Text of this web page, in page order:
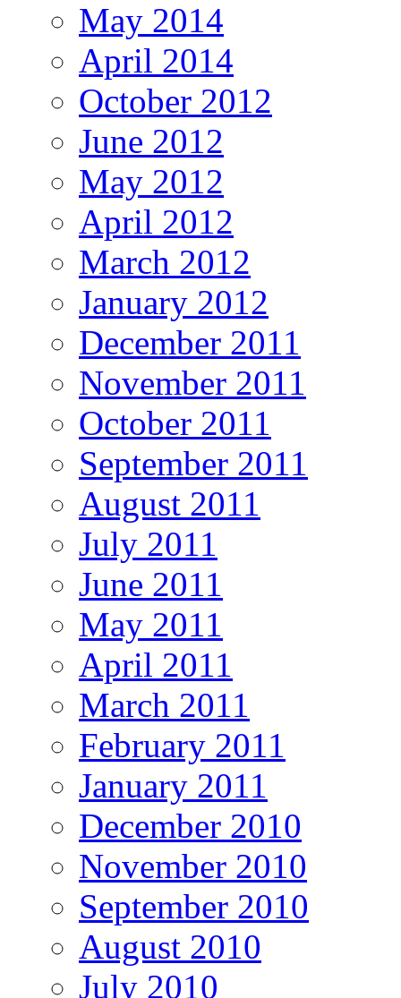
May 2014
April 2014
October 2012
June 2012
May 2012
April 2012
March 2012
January 2012
December 2011
November 2011
October 2011
September 2011
August 2011
July 2011
June 2011
May 2011
April 2011
March 2011
February 2011
January 2011
December 2010
November 2010
September 2010
August 2010
July 2010